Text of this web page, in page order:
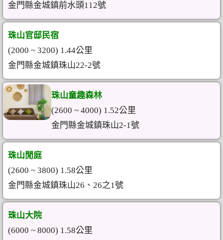
金門縣金城鎮前水頭112號
珠山官邸民宿
(2000 ~ 3200) 1.44公里
金門縣金城鎮珠山22-2號
珠山童趣森林
(2600 ~ 4000) 1.52公里
金門縣金城鎮珠山2-1號
珠山閒庭
(2600 ~ 3800) 1.58公里
金門縣金城鎮珠山26、26之1號
珠山大院
(6000 ~ 8000) 1.58公里